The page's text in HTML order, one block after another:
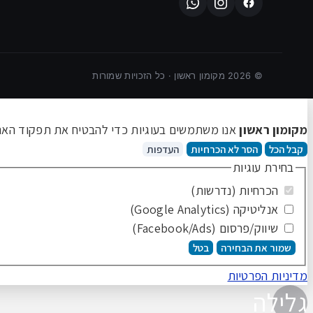
©
2026 מקומון ראשון · כל הזכויות שמורות
מקומון ראשוןאנו משתמשים בעוגיות כדי להבטיח את תפקוד
קבל הכל הסר לא הכרחיות העדפות
בחירת עוגיות
הכרחיות (נדרשות)
אנליטיקה (Google Analytics)
שיווק/פרסום (Facebook/Ads)
שמור את הבחירה בטל
מדיניות הפרטיות
גלילה